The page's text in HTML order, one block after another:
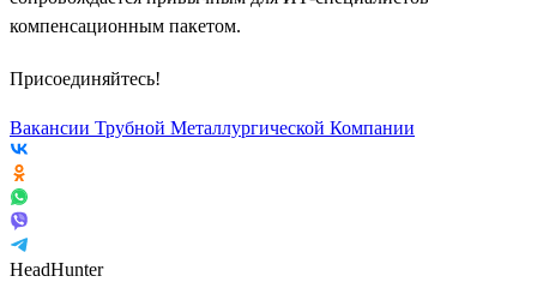
компенсационным пакетом.
Присоединяйтесь!
Вакансии Трубной Металлургической Компании
HeadHunter